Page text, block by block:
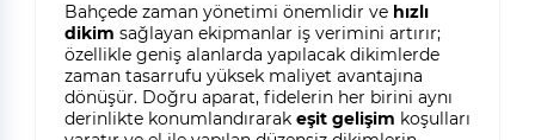
Bahçede zaman yönetimi önemlidir ve hızlı
dikim sağlayan ekipmanlar iş verimini artırır;
özellikle geniş alanlarda yapılacak dikimlerde
zaman tasarrufu yüksek maliyet avantajına
dönüşür. Doğru aparat, fidelerin her birini aynı
derinlikte konumlandırarak eşit gelişim koşulları